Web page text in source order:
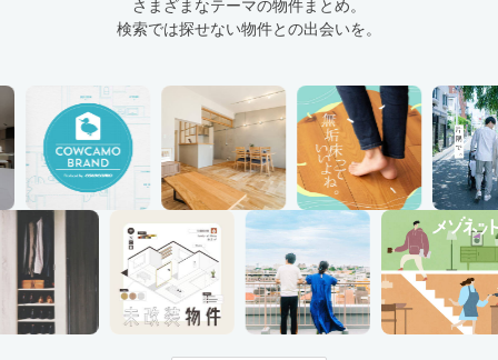
さまざまなテーマの物件まとめ。
検索では探せない物件との出会いを。